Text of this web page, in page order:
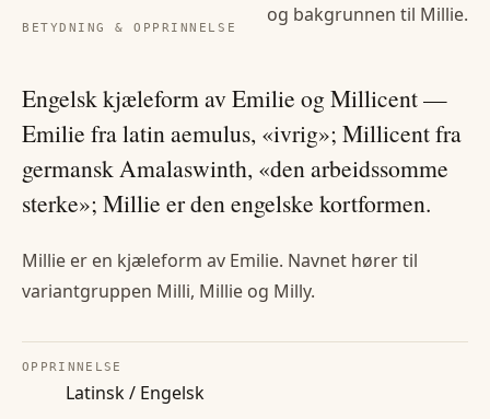
BETYDNING & OPPRINNELSE
og bakgrunnen til Millie.
Engelsk kjæleform av Emilie og Millicent —
Emilie fra latin aemulus, «ivrig»; Millicent fra
germansk Amalaswinth, «den arbeidssomme
sterke»; Millie er den engelske kortformen.
Millie er en kjæleform av Emilie. Navnet hører til
variantgruppen Milli, Millie og Milly.
OPPRINNELSE
Latinsk / Engelsk